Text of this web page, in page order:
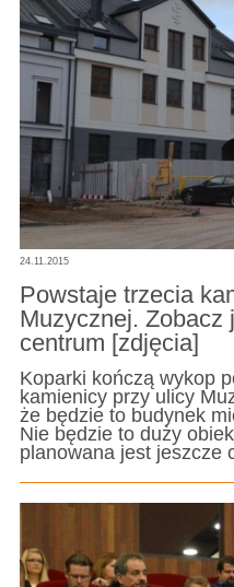
24.11.2015
Powstaje trzecia
Muzycznej. Zobacz
centrum [zdjęcia]
Koparki kończą wykop
kamienicy przy ulicy
że będzie to budynek
Nie będzie to duży
planowana jest jeszcze